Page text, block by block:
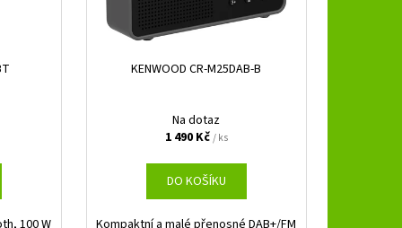
KENWOOD CR-M25DAB-B
Na dotaz
1 490 Kč/ ks
DO KOŠÍKU